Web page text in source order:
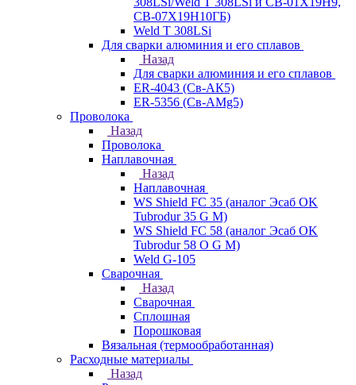
СВ-07Х19Н10ГБ)
Weld T 308LSi
Для сварки алюминия и его сплавов
Назад
Для сварки алюминия и его сплавов
ER-4043 (Св-АК5)
ER-5356 (Св-АМg5)
Проволока
Назад
Проволока
Наплавочная
Назад
Наплавочная
WS Shield FC 35 (аналог Эсаб OK
Tubrodur 35 G M)
WS Shield FC 58 (аналог Эсаб OK
Tubrodur 58 O G M)
Weld G-105
Сварочная
Назад
Сварочная
Сплошная
Порошковая
Вязальная (термообработанная)
Расходные материалы
Назад